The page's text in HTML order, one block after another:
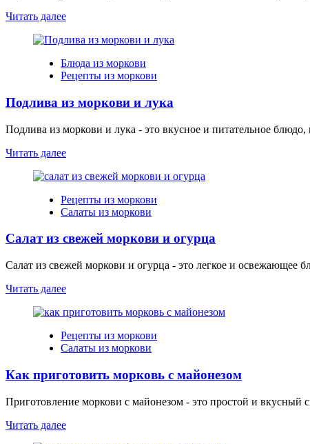
Читать далее
Блюда из моркови
Рецепты из моркови
Подлива из моркови и лука
Подлива из моркови и лука - это вкусное и питательное
Читать далее
Рецепты из моркови
Салаты из моркови
Салат из свежей моркови и огурца
Салат из свежей моркови и огурца - это легкое и освежающее
Читать далее
Рецепты из моркови
Салаты из моркови
Как приготовить морковь с майонезом
Приготовление моркови с майонезом - это простой и вкусный
Читать далее